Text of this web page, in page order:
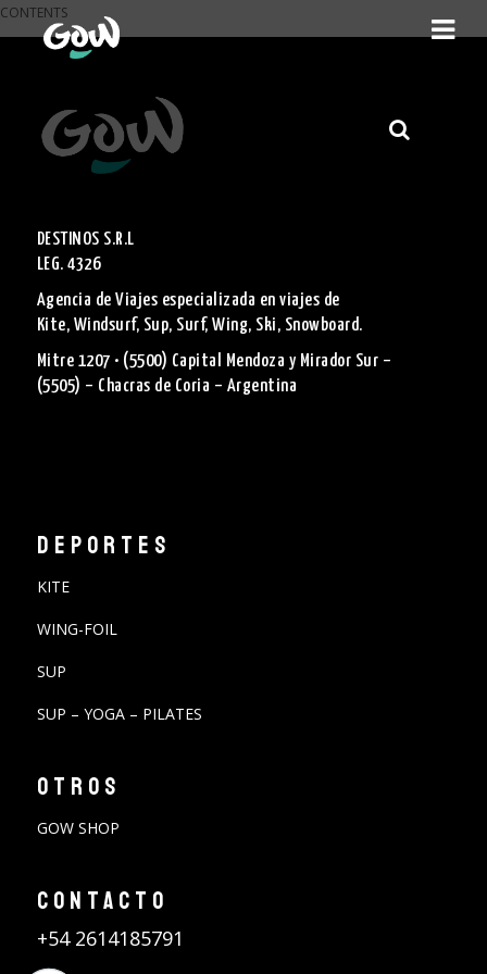
CONTENTS
DESTINOS S.R.L
LEG. 4326
Agencia de Viajes especializada en viajes de
Kite, Windsurf, Sup, Surf, Wing, Ski, Snowboard.
Mitre 1207 • (5500) Capital Mendoza y Mirador Sur –
(5505) – Chacras de Coria – Argentina
DEPORTES
KITE
WING-FOIL
SUP
SUP – YOGA – PILATES
OTROS
GOW SHOP
CONTACTO
+54 2614185791